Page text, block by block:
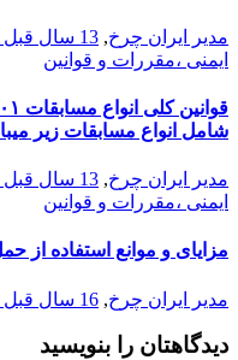
مدیر ایران چرخ, 13 سال قبل
ایمنی ،مقررات و قوانین
شامل انواع مسابقات زیر
مدیر ایران چرخ, 13 سال قبل
ایمنی ،مقررات و قوانین
مزایای و موانع استفاده از
مدیر ایران چرخ, 16 سال قبل
دیدگاهتان را بنویسید